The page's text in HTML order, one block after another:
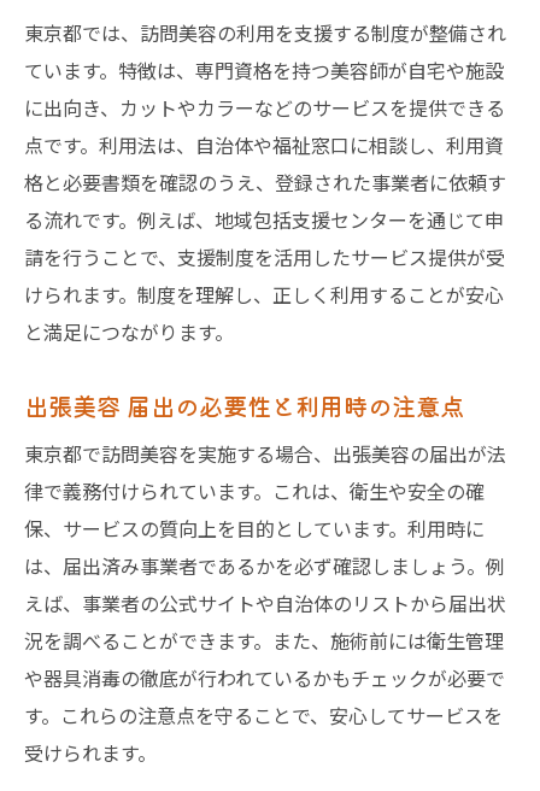
東京都では、訪問美容の利用を支援する制度が整備され
ています。特徴は、専門資格を持つ美容師が自宅や施設
に出向き、カットやカラーなどのサービスを提供できる
点です。利用法は、自治体や福祉窓口に相談し、利用資
格と必要書類を確認のうえ、登録された事業者に依頼す
る流れです。例えば、地域包括支援センターを通じて申
請を行うことで、支援制度を活用したサービス提供が受
けられます。制度を理解し、正しく利用することが安心
と満足につながります。
出張美容 届出の必要性と利用時の注意点
東京都で訪問美容を実施する場合、出張美容の届出が法
律で義務付けられています。これは、衛生や安全の確
保、サービスの質向上を目的としています。利用時に
は、届出済み事業者であるかを必ず確認しましょう。例
えば、事業者の公式サイトや自治体のリストから届出状
況を調べることができます。また、施術前には衛生管理
や器具消毒の徹底が行われているかもチェックが必要で
す。これらの注意点を守ることで、安心してサービスを
受けられます。